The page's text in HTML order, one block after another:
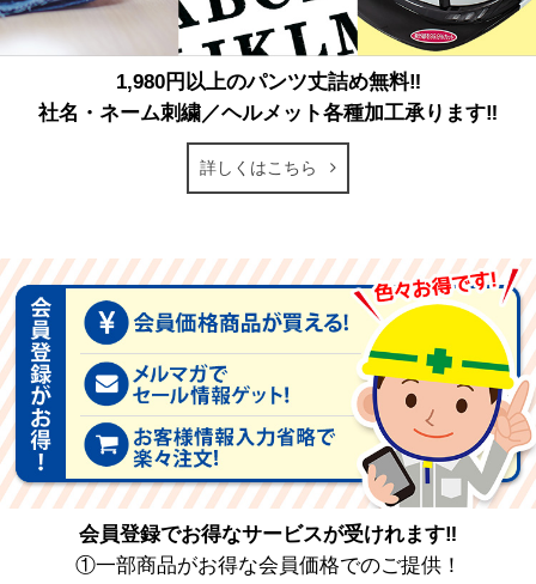
1,980円以上のパンツ丈詰め無料‼
社名・ネーム刺繍／ヘルメット各種加工承ります‼
詳しくはこちら
会員登録でお得なサービスが受けれます‼
①一部商品がお得な会員価格でのご提供！